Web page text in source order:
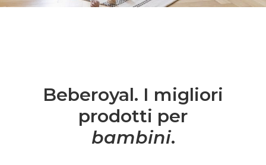
Beberoyal. I migliori
prodotti per
bambini.